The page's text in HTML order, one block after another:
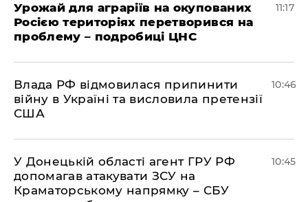
Урожай для аграріїв на окупованих
Росією територіях перетворився на
проблему – подробиці ЦНС
11:17
Влада РФ відмовилася припинити
війну в Україні та висловила претензії
США
10:46
У Донецькій області агент ГРУ РФ
допомагав атакувати ЗСУ на
Краматорському напрямку – СБУ
10:45